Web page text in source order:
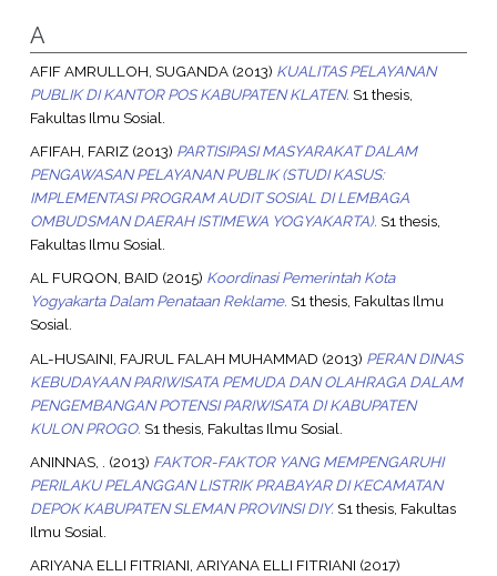
A
AFIF AMRULLOH, SUGANDA(2013) KUALITAS PELAYANAN
PUBLIK DI KANTOR POS KABUPATEN KLATEN. S1 thesis,
Fakultas Ilmu Sosial.
AFIFAH, FARIZ(2013) PARTISIPASI MASYARAKAT DALAM
PENGAWASAN PELAYANAN PUBLIK (STUDI KASUS:
IMPLEMENTASI PROGRAM AUDIT SOSIAL DI LEMBAGA
OMBUDSMAN DAERAH ISTIMEWA YOGYAKARTA). S1 thesis,
Fakultas Ilmu Sosial.
AL FURQON, BAID (2015) Koordinasi Pemerintah Kota
Yogyakarta Dalam Penataan Reklame. S1 thesis, Fakultas Ilmu
Sosial.
AL-HUSAINI, FAJRUL FALAH MUHAMMAD (2013) PERAN DINAS
KEBUDAYAAN PARIWISATA PEMUDA DAN OLAHRAGA DALAM
PENGEMBANGAN POTENSI PARIWISATA DI KABUPATEN
KULON PROGO. S1 thesis, Fakultas Ilmu Sosial.
ANINNAS, .
(2013) FAKTOR-FAKTOR YANG MEMPENGARUHI
PERILAKU PELANGGAN LISTRIK PRABAYAR DI KECAMATAN
DEPOK KABUPATEN SLEMAN PROVINSI DIY.S1 thesis, Fakultas
Ilmu Sosial.
ARIYANA ELLI FITRIANI, ARIYANA ELLI FITRIANI (2017)